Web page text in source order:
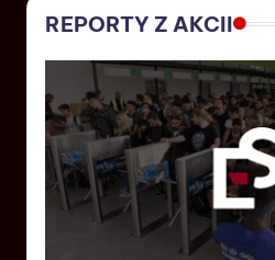
REPORTY Z AKCII